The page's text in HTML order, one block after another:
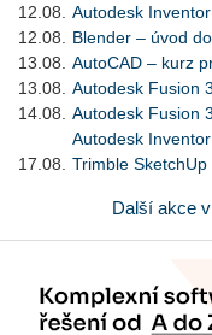
12.08.
Autodesk
12.08.
Blender – úvod
13.08.
AutoCAD – kurz
13.08.
Autodesk Fusion
14.08.
Autodesk Fusion
Autodesk Inventor
17.08.
Trimble
Další akce